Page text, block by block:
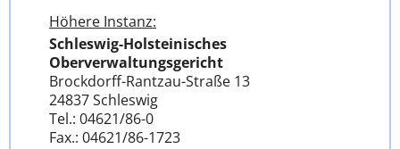
Höhere Instanz:
Schleswig-Holsteinisches
Oberverwaltungsgericht
Brockdorff-Rantzau-Straße 13
24837 Schleswig
Tel.: 04621/86-0
Fax.: 04621/86-1723